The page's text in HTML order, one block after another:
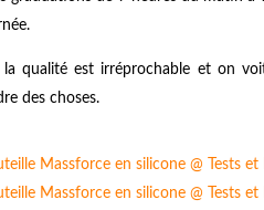
qualité est irréprochable et on
des choses.